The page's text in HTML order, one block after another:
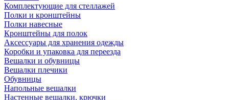
Комплектующие для стеллажей
Полки и кронштейны
Полки навесные
Кронштейны для полок
Аксессуары для хранения одежды
Коробки и упаковка для переезда
Вешалки и обувницы
Вешалки плечики
Обувницы
Напольные вешалки
Настенные вешалки, крючки